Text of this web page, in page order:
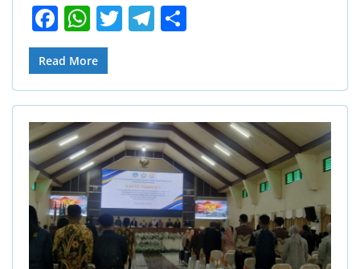
F
ac
e
b
o
o
k
W
h
at
s
A
p
p
T
er
T
gr
a
m
e
Read More